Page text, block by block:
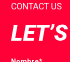
CONTACT US